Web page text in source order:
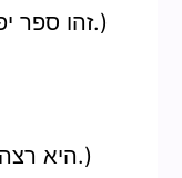
2.“यह सुंदर किताब है।” (זהו ספר יפהפה.)
1.“वह जल्दी दौड़ती है।” (היא רצה מהר.)